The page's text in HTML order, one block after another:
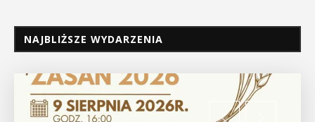
NAJBLIŻSZE WYDARZENIA